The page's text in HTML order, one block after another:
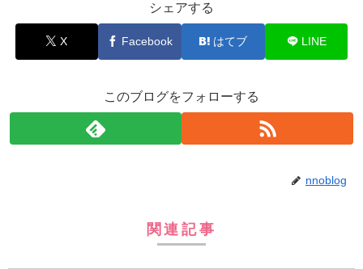
シェアする
X Facebook はてブ LINE
このブログをフォローする
nnoblog
関連記事